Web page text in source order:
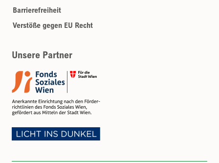
Barrierefreiheit
Verstöße gegen EU Recht
Unsere Partner